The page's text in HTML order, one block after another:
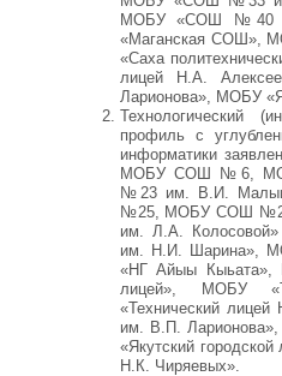
МОБУ «СОШ №40
«Маганская СОШ»,
«Саха
лицей Н.А.
Ларионова», МОБУ
Технологический
профиль с
информатики
МОБУ СОШ №6,
№23 им. В.И.
№25, МОБУ СОШ
им. Л.А.
им. Н.И. Шарина»,
«НГ Айыы Кыьата»,
лицей», МОБУ
«Технический
им. В.П.
«Якутский
Н.К. Чиряевых».